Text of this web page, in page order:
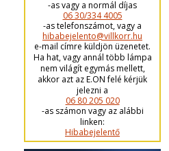
-as vagy a normál díjas
06 30/334 4005
-as telefonszámot, vagy a
hibabejelento@villkorr.hu
e-mail címre küldjön üzenetet.
Ha hat, vagy annál több lámpa
nem világít egymás mellett,
akkor azt az E.ON felé kérjük
jelezni a
06 80 205 020
-as számon vagy az alábbi
linken:
Hibabejelentő